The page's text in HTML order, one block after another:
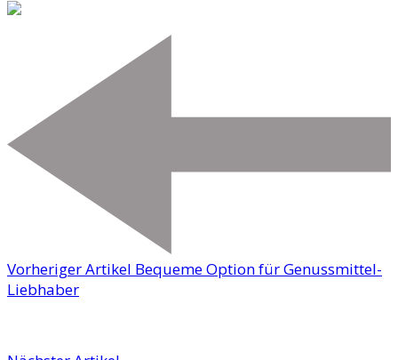
Vorheriger Artikel Bequeme Option für Genussmittel-
Liebhaber